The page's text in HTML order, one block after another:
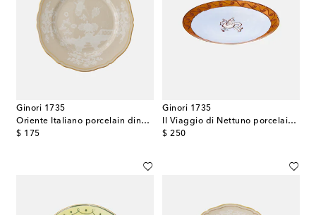
Ginori 1735
Oriente Italiano porcelain dinner plate
$ 175
original price
Ginori 1735
Il Viaggio di Nettuno porcelain charger plate
$ 250
original price